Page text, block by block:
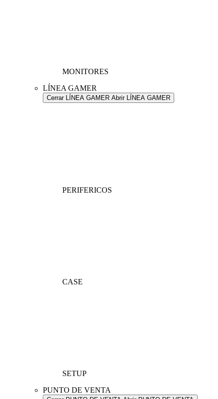
MONITORES
LÍNEA GAMER
Cerrar LÍNEA GAMER Abrir LÍNEA GAMER
PERIFERICOS
CASE
SETUP
PUNTO DE VENTA